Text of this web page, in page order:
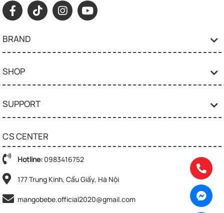
BRAND
SHOP
SUPPORT
CS CENTER
Hotline: 0983416752
177 Trung Kính, Cầu Giấy, Hà Nội
mangobebe.official2020@gmail.com